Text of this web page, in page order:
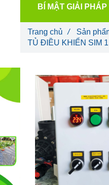
Trang chủ / Sản
TỦ ĐIỀU KHIỂN SIM
BÍ MẬT GIẢI PHÁP